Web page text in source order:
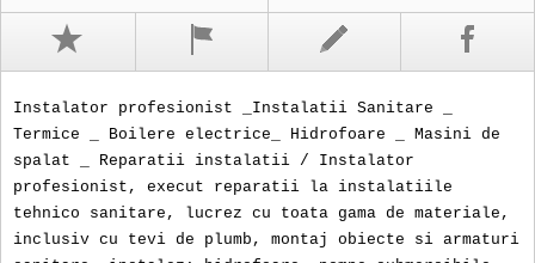
Instalator profesionist _Instalatii Sanitare _
Termice _ Boilere electrice_ Hidrofoare _ Masini de
spalat _ Reparatii instalatii / Instalator
profesionist, execut reparatii la instalatiile
tehnico sanitare, lucrez cu toata gama de materiale,
inclusiv cu tevi de plumb, montaj obiecte si armaturi